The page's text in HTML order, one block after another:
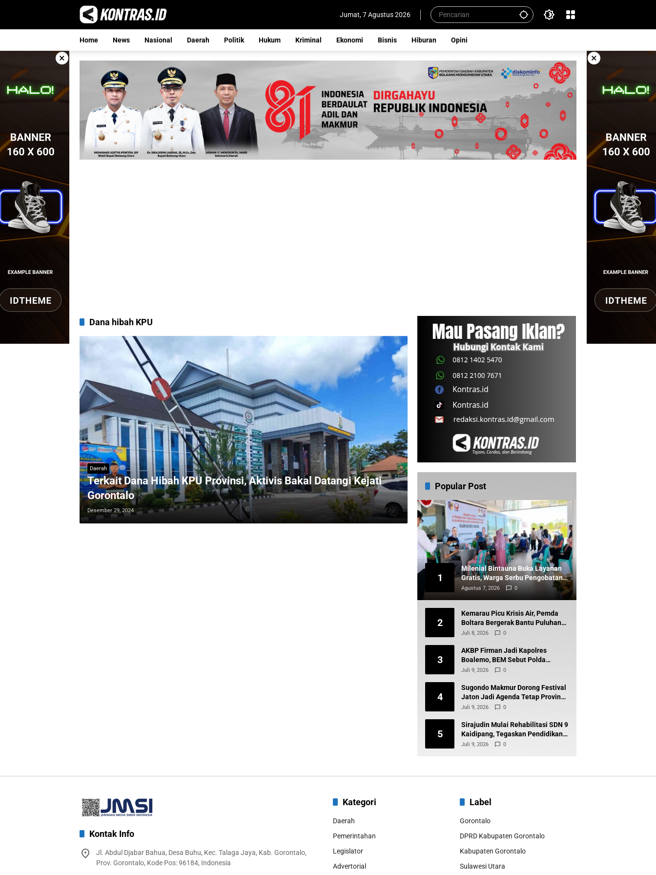
Jumat, 7 Agustus 2026
Home News Nasional Daerah Politik Hukum Kriminal Ekonomi Bisnis Hiburan Opini
× ×
Dana hibah KPU
Daerah
Terkait Dana Hibah KPU Provinsi, Aktivis Bakal Datangi Kejati
Gorontalo
Desember 29, 2024
Popular Post
1
Milenial Bintauna Buka Layanan
Gratis, Warga Serbu Pengobatan
dan Sunatan
Agustus 7, 2026 0
2
Kemarau Picu Krisis Air, Pemda
Boltara Bergerak Bantu Puluhan
Warga Komus Timur
Juli 8, 2026 0
3
AKBP Firman Jadi Kapolres
Boalemo, BEM Sebut Polda
Gorontalo Tak Baik-Baik Saja
Juli 9, 2026 0
4
Sugondo Makmur Dorong Festival
Jaton Jadi Agenda Tetap Provinsi,
Kiai Mojo Kembali Disuarakan
Juli 9, 2026 0
5
Sirajudin Mulai Rehabilitasi SDN 9
Kaidipang, Tegaskan Pendidikan
Tetap Prioritas Daerah
Juli 9, 2026 0
Kontak Info
Jl. Abdul Djabar Bahua, Desa Buhu, Kec. Talaga Jaya, Kab. Gorontalo,
Prov. Gorontalo, Kode Pos: 96184, Indonesia
Kategori
Daerah
Pemerintahan
Legislator
Advertorial
Label
Gorontalo
DPRD Kabupaten Gorontalo
Kabupaten Gorontalo
Sulawesi Utara